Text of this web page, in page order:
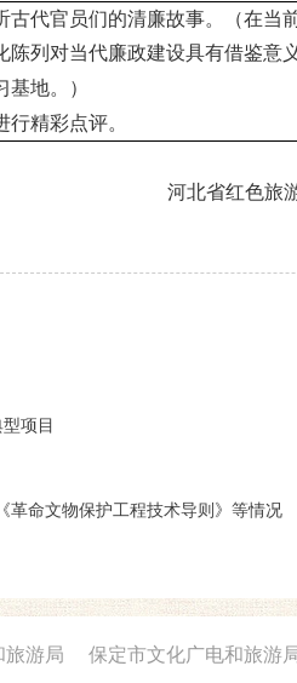
古代官员们的清廉故事。（在当
陈列对当代廉政建设具有借鉴意
地。）
精彩点评。
河北省红色旅
项目
革命文物保护工程技术导则》等情况
旅游局 保定市文化广电和旅游